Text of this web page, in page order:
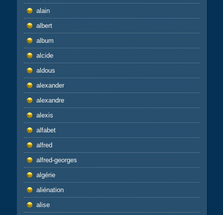
alain
albert
album
alcide
aldous
alexander
alexandre
alexis
alfabet
alfred
alfred-georges
algérie
aliénation
alise